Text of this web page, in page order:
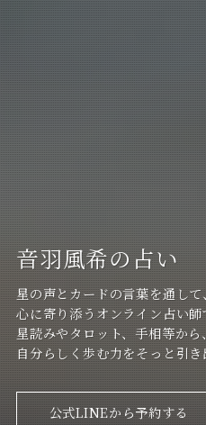
音羽風希の占い
星の声とカードの言葉を通し
心に寄り添うオンライン占い師
星読みやタロット、手相等か
自分らしく歩む力をそっと引
公式LINEから予約する